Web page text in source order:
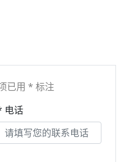
已用 * 标注
电话